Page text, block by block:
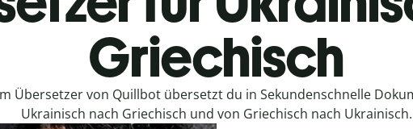
Griechisch
Übersetzer von Quillbot übersetzt du in Sekundenschnelle
Ukrainisch nach Griechisch und von Griechisch nach Ukrainisch.